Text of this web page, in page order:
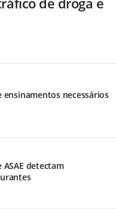
ensinamentos necessários
detectam